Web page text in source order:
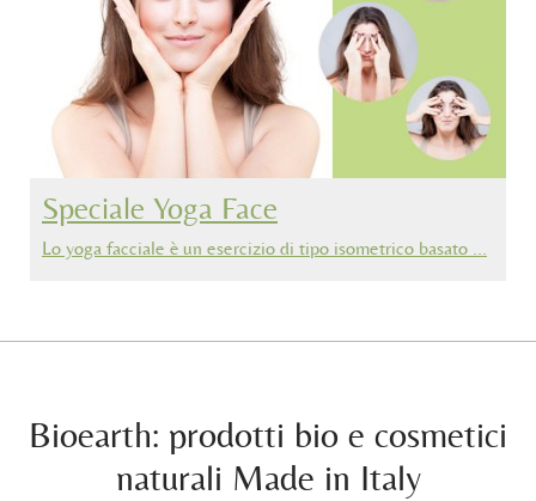
Speciale Yoga Face
Lo yoga facciale è un esercizio di tipo isometrico basato …
Bioearth: prodotti bio e cosmetici
naturali Made in Italy